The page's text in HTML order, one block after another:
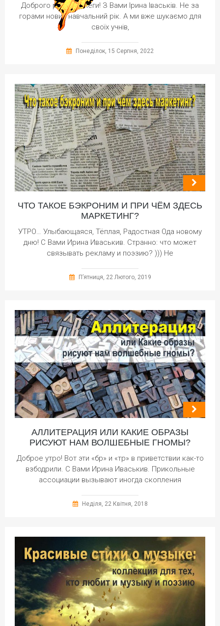
Доброго ранку, колеги! З Вами Ірина Іваськів. Не за
горами новий навчальний рік. А ми вже шукаємо для
своїх учнів,
Понеділок, 15 Серпня, 2022
ЧТО ТАКОЕ БЭКРОНИМ И ПРИ ЧЁМ ЗДЕСЬ
МАРКЕТИНГ?
УТРО… Улыбающаяся, Тёплая, Радостная Ода новому
дню! С Вами Ирина Иваськив. Странно: что может
связывать рекламу и поэзию? ))) Не
П’ятниця, 22 Лютого, 2019
АЛЛИТЕРАЦИЯ ИЛИ КАКИЕ ОБРАЗЫ
РИСУЮТ НАМ ВОЛШЕБНЫЕ ГНОМЫ?
Доброе утро! Вот эти «бр» и «тр» в приветствии как-то
взбодрили. С Вами Ирина Иваськив. Прикольные
ассоциации вызывают иногда скопления
Неділя, 22 Квітня, 2018